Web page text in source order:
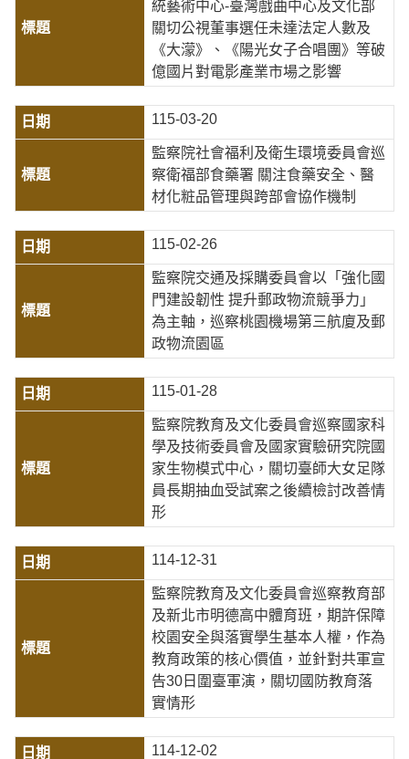
統藝術中心-臺灣戲曲中心及文化部
關切公視董事選任未達法定人數及
《大濛》、《陽光女子合唱團》等破
億國片對電影產業市場之影響
115-03-20
監察院社會福利及衛生環境委員會巡
察衛福部食藥署 關注食藥安全、醫
材化粧品管理與跨部會協作機制
115-02-26
監察院交通及採購委員會以「強化國
門建設韌性 提升郵政物流競爭力」
為主軸，巡察桃園機場第三航廈及郵
政物流園區
115-01-28
監察院教育及文化委員會巡察國家科
學及技術委員會及國家實驗研究院國
家生物模式中心，關切臺師大女足隊
員長期抽血受試案之後續檢討改善情
形
114-12-31
監察院教育及文化委員會巡察教育部
及新北市明德高中體育班，期許保障
校園安全與落實學生基本人權，作為
教育政策的核心價值，並針對共軍宣
告30日圍臺軍演，關切國防教育落
實情形
114-12-02